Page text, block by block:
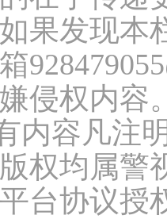
果发现本
侵权内容
内容凡注
权均属警
台协议授